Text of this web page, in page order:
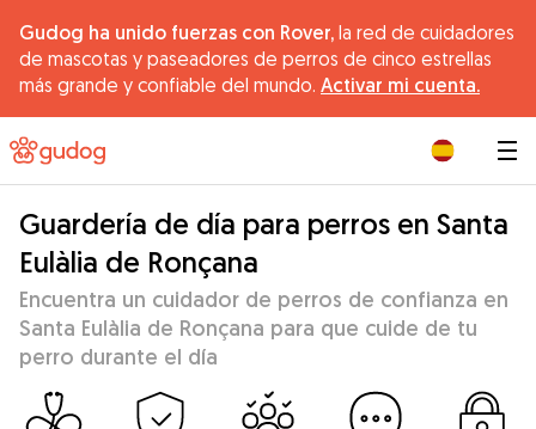
Gudog ha unido fuerzas con Rover, la red de cuidadores
de mascotas y paseadores de perros de cinco estrellas
más grande y confiable del mundo. Activar mi cuenta.
Guardería de día para perros en Santa
Eulàlia de Ronçana
Encuentra un cuidador de perros de confianza en
Santa Eulàlia de Ronçana para que cuide de tu
perro durante el día